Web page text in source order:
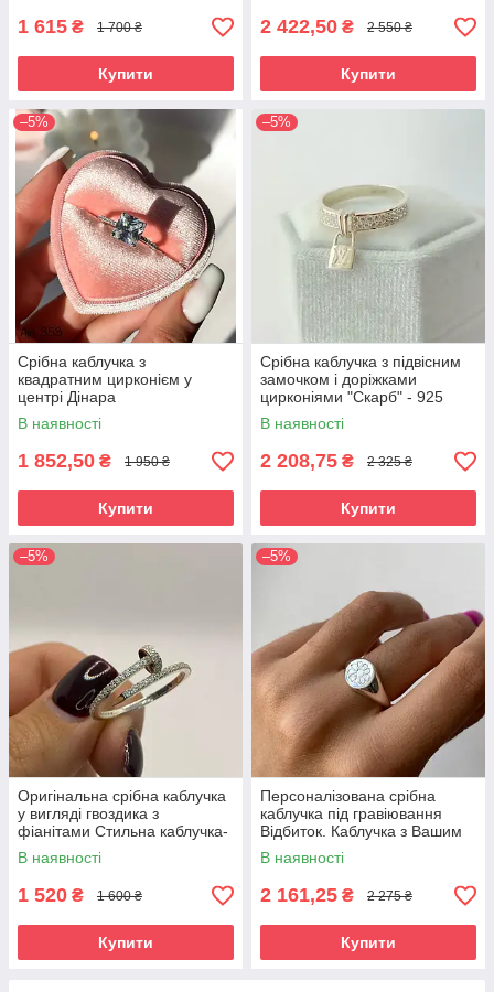
1 615 ₴ 1 700 ₴
Купити
2 422,50 ₴ 2 550 ₴
Купити
–5%
Срібна каблучка з
квадратним цирконієм у
центрі Дінара
В наявності
1 852,50 ₴ 1 950 ₴
Купити
–5%
Срібна каблучка з підвісним
замочком і доріжками
цирконіями "Скарб" - 925
проби
В наявності
2 208,75 ₴ 2 325 ₴
Купити
–5%
Оригінальна срібна каблучка
у вигляді гвоздика з
фіанітами Стильна каблучка-
гвоздик зі срібла жіноча
В наявності
1 520 ₴ 1 600 ₴
Купити
–5%
Персоналізована срібна
каблучка під гравіювання
Відбиток. Каблучка з Вашим
написом чи малюнком
В наявності
2 161,25 ₴ 2 275 ₴
Купити